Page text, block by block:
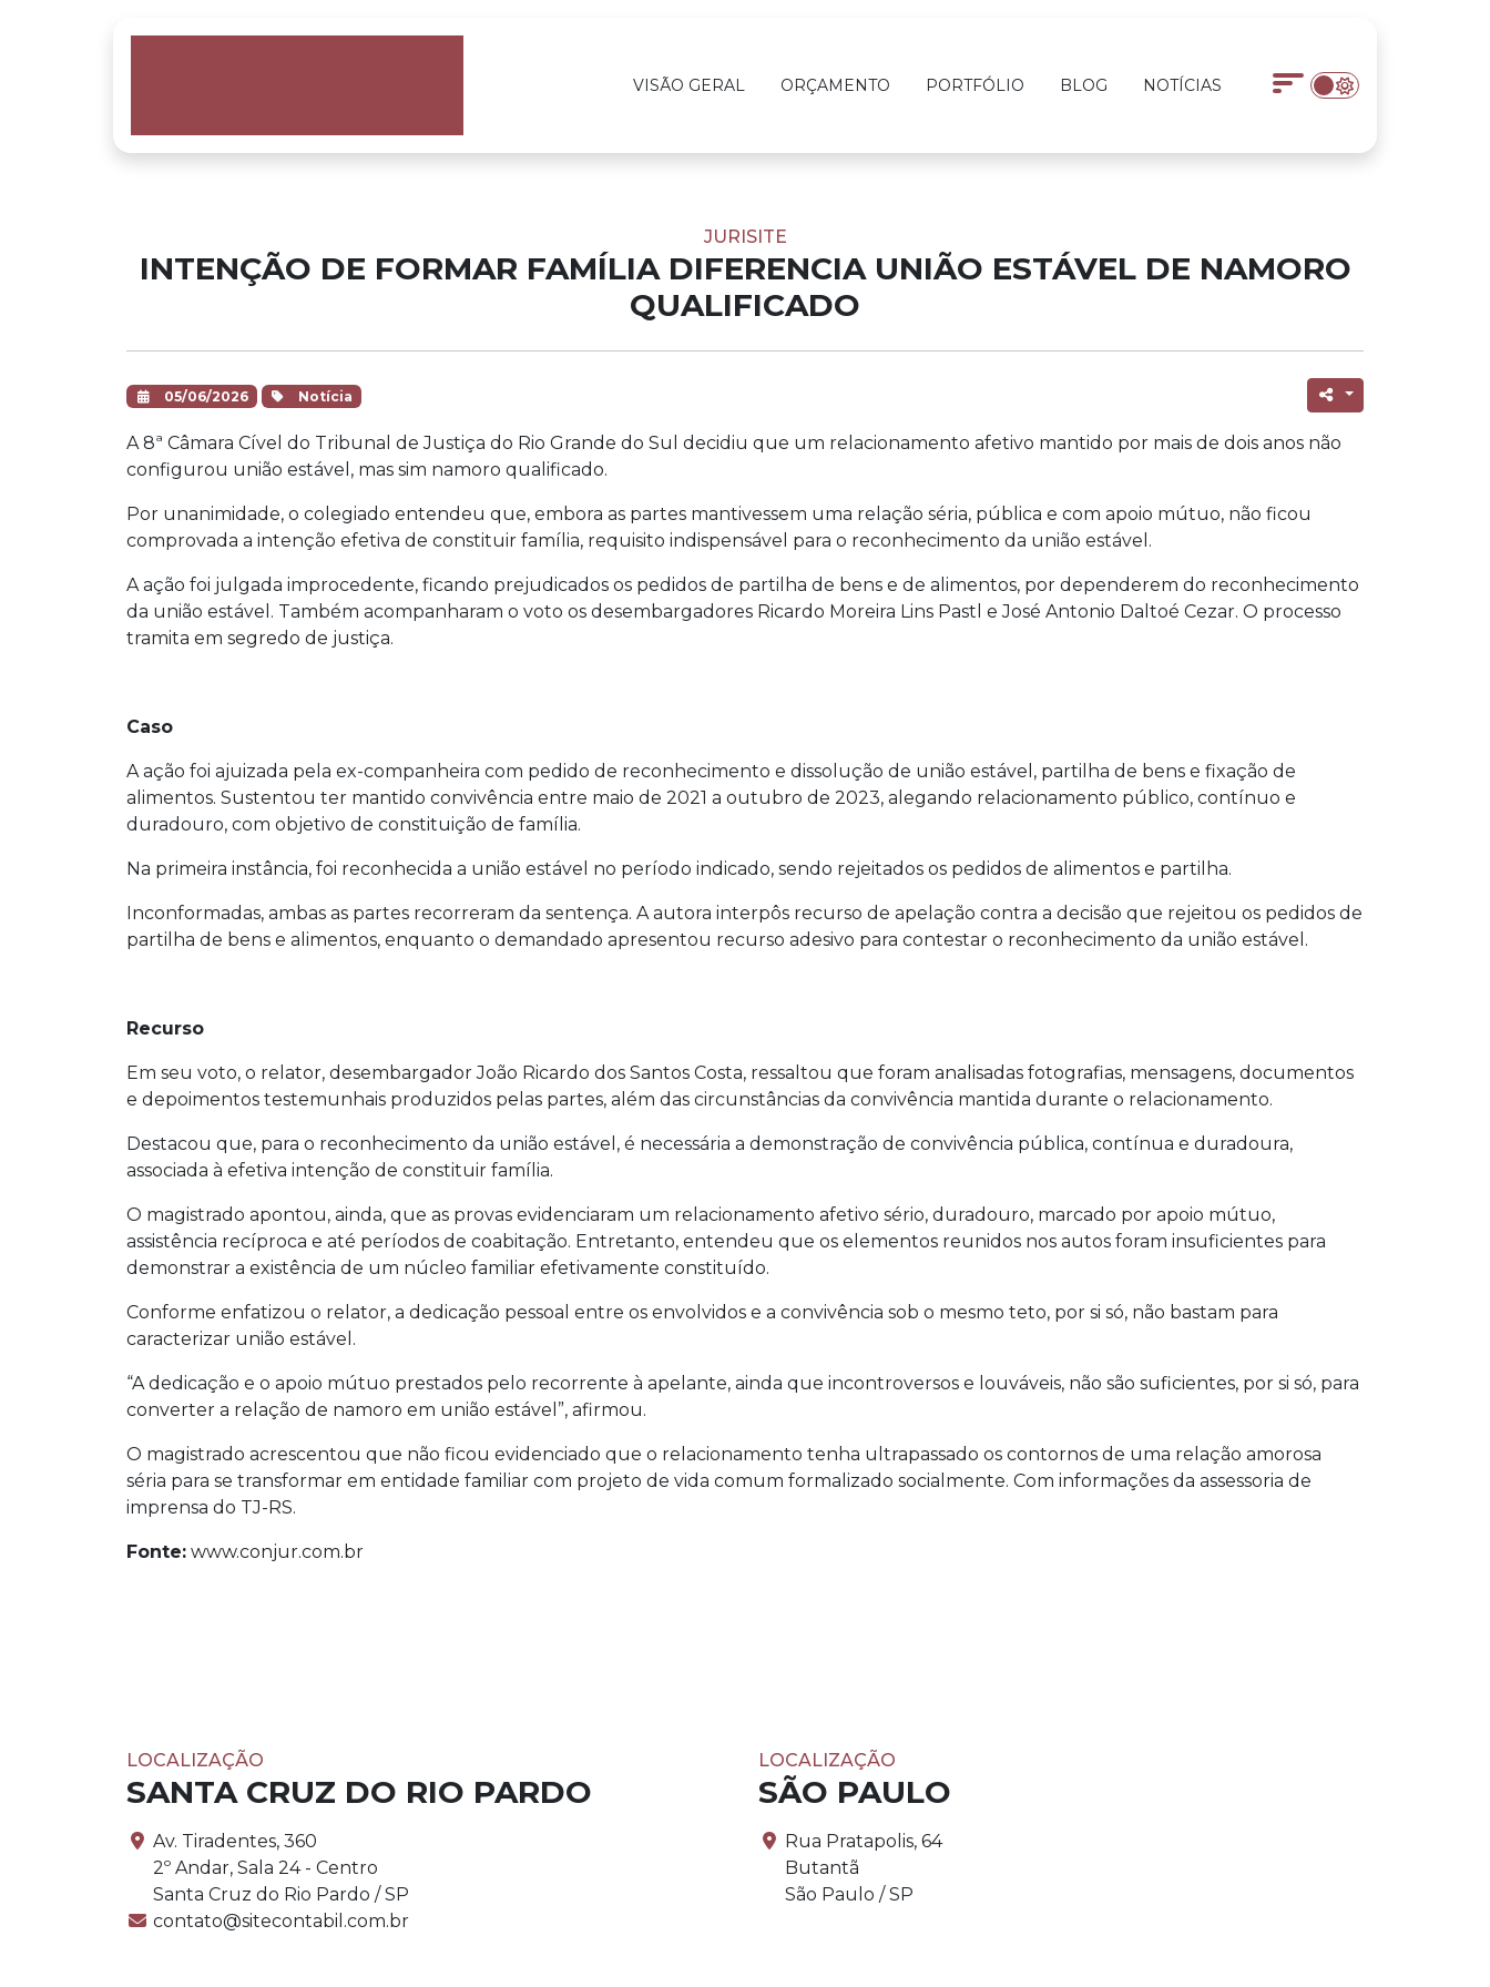
VISÃO GERAL ORÇAMENTO PORTFÓLIO BLOG NOTÍCIAS
JURISITE
INTENÇÃO DE FORMAR FAMÍLIA DIFERENCIA UNIÃO ESTÁVEL DE NAMORO
QUALIFICADO
05/06/2026 Notícia
A 8ª Câmara Cível do Tribunal de Justiça do Rio Grande do Sul decidiu que um relacionamento afetivo mantido por mais de dois anos não
configurou união estável, mas sim namoro qualificado.
Por unanimidade, o colegiado entendeu que, embora as partes mantivessem uma relação séria, pública e com apoio mútuo, não ficou
comprovada a intenção efetiva de constituir família, requisito indispensável para o reconhecimento da união estável.
A ação foi julgada improcedente, ficando prejudicados os pedidos de partilha de bens e de alimentos, por dependerem do reconhecimento
da união estável. Também acompanharam o voto os desembargadores Ricardo Moreira Lins Pastl e José Antonio Daltoé Cezar. O processo
tramita em segredo de justiça.
Caso
A ação foi ajuizada pela ex-companheira com pedido de reconhecimento e dissolução de união estável, partilha de bens e fixação de
alimentos. Sustentou ter mantido convivência entre maio de 2021 a outubro de 2023, alegando relacionamento público, contínuo e
duradouro, com objetivo de constituição de família.
Na primeira instância, foi reconhecida a união estável no período indicado, sendo rejeitados os pedidos de alimentos e partilha.
Inconformadas, ambas as partes recorreram da sentença. A autora interpôs recurso de apelação contra a decisão que rejeitou os pedidos de
partilha de bens e alimentos, enquanto o demandado apresentou recurso adesivo para contestar o reconhecimento da união estável.
Recurso
Em seu voto, o relator, desembargador João Ricardo dos Santos Costa, ressaltou que foram analisadas fotografias, mensagens, documentos
e depoimentos testemunhais produzidos pelas partes, além das circunstâncias da convivência mantida durante o relacionamento.
Destacou que, para o reconhecimento da união estável, é necessária a demonstração de convivência pública, contínua e duradoura,
associada à efetiva intenção de constituir família.
O magistrado apontou, ainda, que as provas evidenciaram um relacionamento afetivo sério, duradouro, marcado por apoio mútuo,
assistência recíproca e até períodos de coabitação. Entretanto, entendeu que os elementos reunidos nos autos foram insuficientes para
demonstrar a existência de um núcleo familiar efetivamente constituído.
Conforme enfatizou o relator, a dedicação pessoal entre os envolvidos e a convivência sob o mesmo teto, por si só, não bastam para
caracterizar união estável.
“A dedicação e o apoio mútuo prestados pelo recorrente à apelante, ainda que incontroversos e louváveis, não são suficientes, por si só, para
converter a relação de namoro em união estável”, afirmou.
O magistrado acrescentou que não ficou evidenciado que o relacionamento tenha ultrapassado os contornos de uma relação amorosa
séria para se transformar em entidade familiar com projeto de vida comum formalizado socialmente. Com informações da assessoria de
imprensa do TJ-RS.
Fonte: www.conjur.com.br
LOCALIZAÇÃO
SANTA CRUZ DO RIO PARDO
Av. Tiradentes, 360
2º Andar, Sala 24 - Centro
Santa Cruz do Rio Pardo / SP
contato@sitecontabil.com.br
LOCALIZAÇÃO
SÃO PAULO
Rua Pratapolis, 64
Butantã
São Paulo / SP